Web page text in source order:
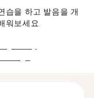
습을 하고 발음을 개
워보세요.